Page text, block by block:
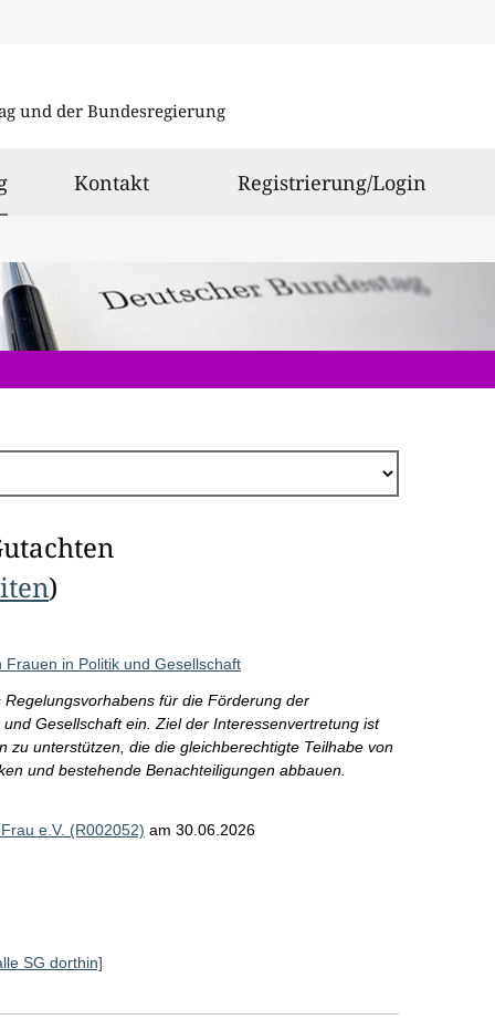
und der Bundesregierung
ausgewählt
Kontakt Registrierung/Login
)
in Politik und Gesellschaft
für die Förderung der
Gesellschaft ein. Ziel der Interessenvertretung ist
zu unterstützen, die die gleichberechtigte Teilhabe von
und bestehende Benachteiligungen abbauen.
e.V. (R002052) am 30.06.2026
SG dorthin]